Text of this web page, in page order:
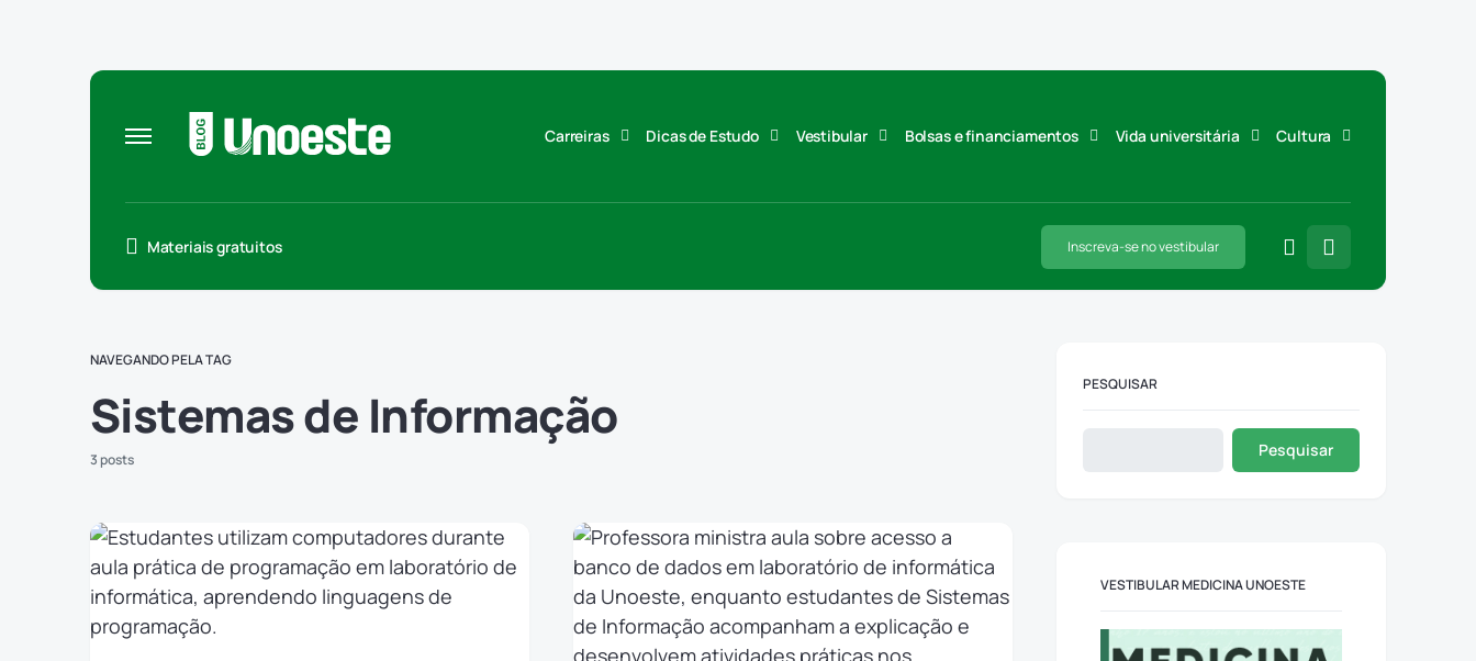
Carreiras Dicas de Estudo Vestibular Bolsas e financiamentos Vida universitária Cultura
Materiais gratuitos Inscreva-se no vestibular
NAVEGANDO PELA TAG
Sistemas de Informação
3 posts
PESQUISAR
Pesquisar
VESTIBULAR MEDICINA UNOESTE